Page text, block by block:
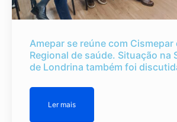
Amepar se reúne com Cismepar
Regional de saúde. Situação na
de Londrina também foi
Ler mais